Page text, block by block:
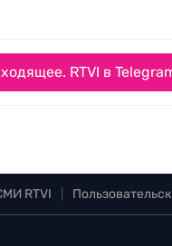
RTVI в
RTVI